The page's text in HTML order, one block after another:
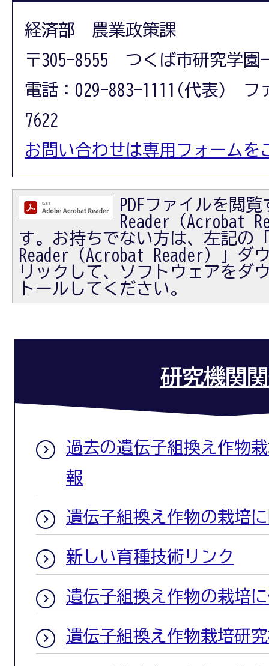
経済部 農業政策課
〒305-8555 つくば市研究学園
電話：029-883-1111(代表) フ
7622
お問い合わせは専用フォームを
PDFファイルを閲
Reader（Acrobat
す。お持ちでない方は、左記の
Reader（Acrobat Reader）」ダ
リックして、ソフトウェアをダ
トールしてください。
研究機関
過去の遺伝子組換え作物
報
遺伝子組換え作物の栽培
新しい育種技術リンク
遺伝子組換え作物の栽培
遺伝子組換え作物栽培研